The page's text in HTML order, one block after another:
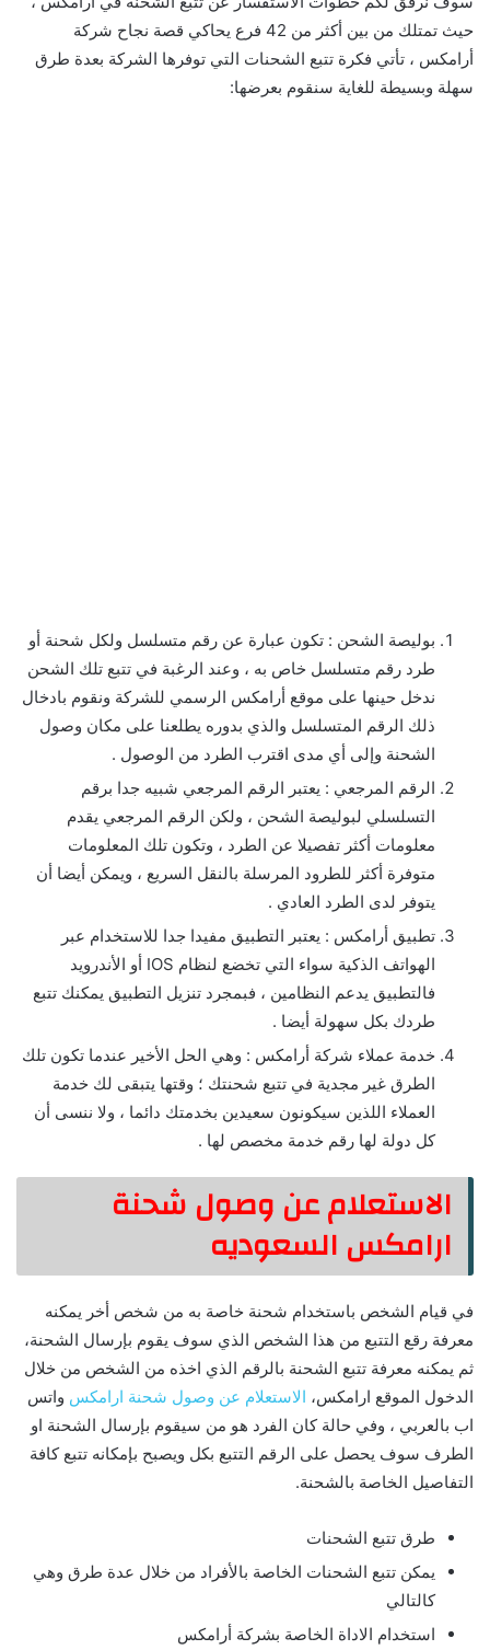
حيث تمتلك من بين أكثر من 42 فرع يحاكي قصة نجاح شركة
أرامكس ، تأتي فكرة تتبع الشحنات التي توفرها الشركة بعدة طرق
سهلة وبسيطة للغاية سنقوم بعرضها:
بوليصة الشحن : تكون عبارة عن رقم متسلسل ولكل شحنة أو
طرد رقم متسلسل خاص به ، وعند الرغبة في تتبع تلك الشحن
ندخل حينها على موقع أرامكس الرسمي للشركة ونقوم بادخال
ذلك الرقم المتسلسل والذي بدوره يطلعنا على مكان وصول
الشحنة وإلى أي مدى اقترب الطرد من الوصول .
الرقم المرجعي : يعتبر الرقم المرجعي شبيه جدا برقم
التسلسلي لبوليصة الشحن ، ولكن الرقم المرجعي يقدم
معلومات أكثر تفصيلا عن الطرد ، وتكون تلك المعلومات
متوفرة أكثر للطرود المرسلة بالنقل السريع ، ويمكن أيضا أن
يتوفر لدى الطرد العادي .
تطبيق أرامكس : يعتبر التطبيق مفيدا جدا للاستخدام عبر
الهواتف الذكية سواء التي تخضع لنظام IOS أو الأندرويد
فالتطبيق يدعم النظامين ، فبمجرد تنزيل التطبيق يمكنك تتبع
طردك بكل سهولة أيضا .
خدمة عملاء شركة أرامكس : وهي الحل الأخير عندما تكون تلك
الطرق غير مجدية في تتبع شحنتك ؛ وقتها يتبقى لك خدمة
العملاء اللذين سيكونون سعيدين بخدمتك دائما ، ولا ننسى أن
كل دولة لها رقم خدمة مخصص لها .
الاستعلام عن وصول شحنة
ارامكس السعوديه
في قيام الشخص باستخدام شحنة خاصة به من شخص أخر يمكنه
معرفة رقع التتبع من هذا الشخص الذي سوف يقوم بإرسال الشحنة،
ثم يمكنه معرفة تتبع الشحنة بالرقم الذي اخذه من الشخص من خلال
الدخول الموقع ارامكس، الاستعلام عن وصول شحنة ارامكس واتس
اب بالعربي ، وفي حالة كان الفرد هو من سيقوم بإرسال الشحنة او
الطرف سوف يحصل على الرقم التتبع بكل ويصبح بإمكانه تتبع كافة
التفاصيل الخاصة بالشحنة.
طرق تتبع الشحنات
يمكن تتبع الشحنات الخاصة بالأفراد من خلال عدة طرق وهي
كالتالي
استخدام الاداة الخاصة بشركة أرامكس